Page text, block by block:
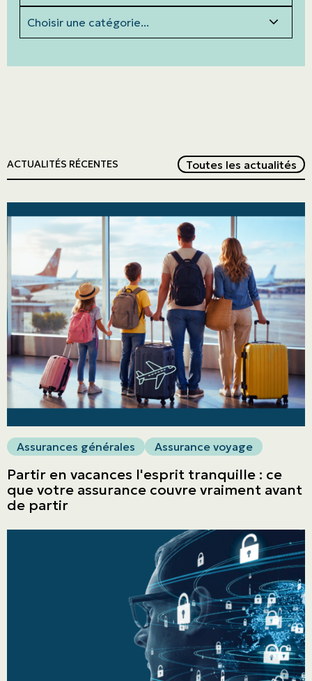
ASSURANCES
Particuliers
ASSURANCES
Entreprises
ACTUALITÉS RÉCENTES Toutes les actualités
Assurances générales Assurance voyage
Partir en vacances l'esprit tranquille : ce
que votre assurance couvre vraiment avant
de partir